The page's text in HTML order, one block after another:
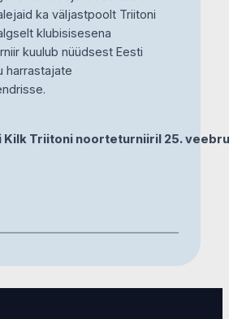
ka väljastpoolt Triitoni
klubisisesena
kuulub nüüdsest Eesti
harrastajate
Kilk Triitoni noorteturniiril 25.